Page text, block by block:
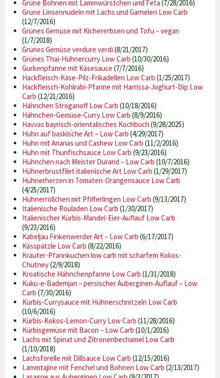
Grüne Bohnen mit Lammwürstchen und Feta (7/28/2016)
Grüne Linsennudeln mit Lachs und Garnelen Low Carb
(12/7/2016)
Grünes Gemüse mit Kichererbsen und Tofu – vegan
(1/7/2018)
Grünes Gemüse verdure verdi (8/21/2017)
Grünes Thai-Hühnercurry Low Carb (10/30/2016)
Gurkenpfanne mit Käsesauce (7/7/2016)
Hackfleisch-Käse-Pilz-Frikadellen Low Carb (1/25/2017)
Hackfleisch-Kohlrabi-Pfanne mit Harrissa-Joghurt-Dip Low
Carb (12/21/2016)
Hähnchen Stroganoff Low Carb (10/18/2016)
Hähnchen-Gemüse-Curry Low Carb (8/9/2016)
Havvas bayrisch-orientalisches Kochbuch (9/28/2025)
Huhn auf baskische Art – Low Carb (4/29/2017)
Huhn mit Ananas und Cashew Low Carb (11/2/2016)
Huhn mit Thunfischsauce Low Carb (9/23/2016)
Hühnchen nach Meister Durand – Low Carb (10/7/2016)
Hühnerbrustfilet italienische Art Low Carb (1/29/2017)
Hühnerherzen in Tomaten-Orangensauce Low Carb
(4/25/2017)
Hühnerröllchen mit Pfifferlingen Low Carb (9/13/2017)
Italienische Rouladen Low Carb (1/30/2017)
Italienischer Kürbis-Mandel-Eier-Auflauf Low Carb
(9/23/2016)
Kabeljau Finkenwerder Art – Low Carb (6/17/2017)
Kässpätzle Low Carb (8/22/2016)
Kräuter-Pfannkuchen low carb mit scharfem Kokos-
Chutney(2/9/2018)
Kroatische Hähnchenpfanne Low Carb (1/31/2018)
Kuku-e-Bademjan – persischer Auberginen-Auflauf – Low
Carb (7/30/2016)
Kürbis-Currysauce mit Hühnerschnitzeln Low Carb
(10/6/2016)
Kürbis-Kokos-Lemon-Curry Low Carb (11/28/2016)
Kürbisgemüse mit Bacon – Low Carb (10/1/2016)
Lachs mit Spinat und Zitronenbechamel Low Carb
(1/10/2018)
Lachsforelle mit Dillsauce Low Carb (12/15/2016)
Lammtajine mit Fenchel und Bohnen Low Carb (2/13/2017)